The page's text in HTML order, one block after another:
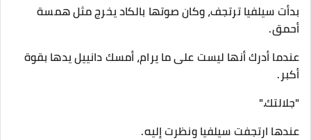
بدأت سيلفيا ترتجف، وكان صوتها بالكاد يخرج مثل همسة
أحمق.
عندما أدرك أنها ليست على ما يرام، أمسك دانييل يدها بقوة
أكبر.
"جلالتك."
عندها ارتجفت سيلفيا ونظرت إليه.